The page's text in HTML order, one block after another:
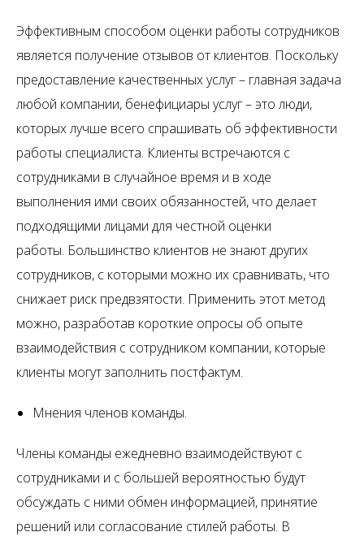
Эффективным способом оценки работы сотрудников
является получение отзывов от клиентов. Поскольку
предоставление качественных услуг – главная задача
любой компании, бенефициары услуг – это люди,
которых лучше всего спрашивать об эффективности
работы специалиста. Клиенты встречаются с
сотрудниками в случайное время и в ходе
выполнения ими своих обязанностей, что делает
подходящими лицами для честной оценки
работы. Большинство клиентов не знают других
сотрудников, с которыми можно их сравнивать, что
снижает риск предвзятости. Применить этот метод
можно, разработав короткие опросы об опыте
взаимодействия с сотрудником компании, которые
клиенты могут заполнить постфактум.
Мнения членов команды.
Члены команды ежедневно взаимодействуют с
сотрудниками и с большей вероятностью будут
обсуждать с ними обмен информацией, принятие
решений или согласование стилей работы. В